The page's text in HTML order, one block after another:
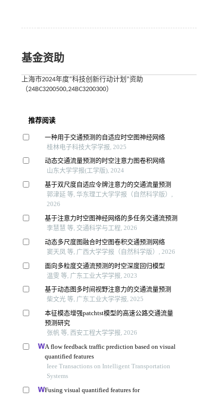
基金资助
上海市2024年度“科技创新行动计划”资助
（24BC3200500,24BC3200300）